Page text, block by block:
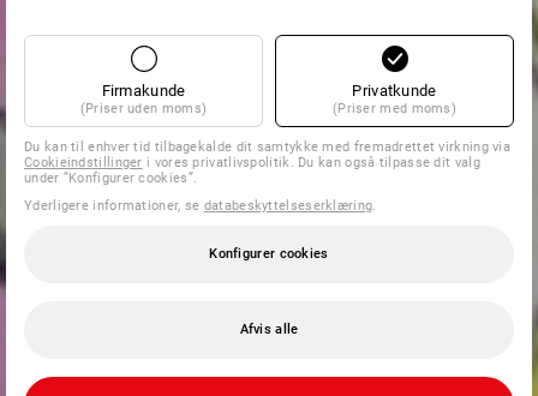
Firmakunde
(Priser uden moms)
Privatkunde
(Priser med moms)
Du kan til enhver tid tilbagekalde dit samtykke med fremadrettet virkning via
Cookieindstillinger i vores privatlivspolitik. Du kan også tilpasse dit valg
under ”Konfigurer cookies”.
Yderligere informationer, se databeskyttelseserklæring.
Konfigurer cookies
Afvis alle